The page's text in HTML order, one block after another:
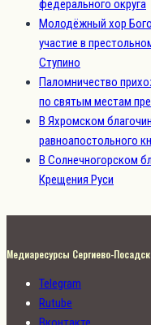
федерального округа
Молодёжный хор
участие в
Ступино
Паломничество
по святым местам
В Яхромском
равноапостольного
В Солнечногорском
Крещения Руси
Медиаресурсы Сергиево-
Telegram
Rutube